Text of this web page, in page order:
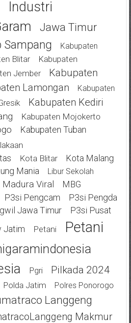
Industri
Jawa Timur
Sampang
Kabupaten
Blitar
Kabupaten
Jember
Kabupaten
Lamongan
Kabupaten
Kabupaten Kediri
Kabupaten Mojokerto
Kabupaten Tuban
Kota Blitar Kota Malang
Mania
Libur Sekolah
Madura Viral MBG
P3si Pengcam
P3si Pengda
Jawa Timur
P3si Pusat
Jatim Petani
Petani
Pgri Pilkada 2024
Polda Jatim Polres Ponorogo
Langgeng
Makmur